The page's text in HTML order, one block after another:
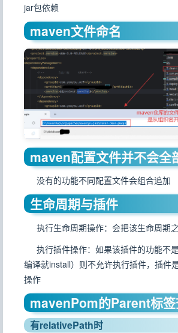
jar包依赖
maven文件命名
maven配置文件并不会全
没有的功能不同配置文件会组合追加
生命周期与插件
执行生命周期操作：会把该生命周期
执行插件操作：如果该插件的功能不
编译就install）则不允许执行插件，插件
操作
mavenPom的Parent标
有relativePath时